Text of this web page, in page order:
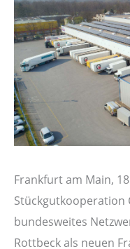
Frankfurt am Main,
Stückgutkooperation
bundesweites
Rottbeck als neuen